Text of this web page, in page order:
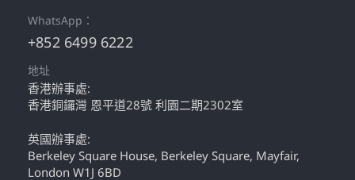
WhatsApp：
+852 6499 6222
地址
香港辦事處:
香港銅鑼灣 恩平道28號 利園二期2302室
英國辦事處:
Berkeley Square House, Berkeley Square, Mayfair,
London W1J 6BD